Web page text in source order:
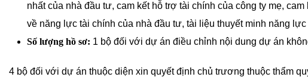
nhất của nhà đầu tư, cam kết hỗ trợ tài chính của công ty mẹ,
về năng lực tài chính của nhà đầu tư, tài liệu thuyết minh năng
Số lượng hồ sơ: 1 bộ đối với dự án điều chỉnh nội dung dự án
4 bộ đối với dự án thuộc diện xin quyết định chủ trương thuộc thẩm